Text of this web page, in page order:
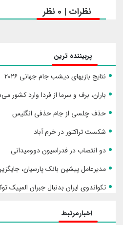
نظرات | 0 نظر
پربیننده ترین
نتایج بازیهای دیشب جام جهانی ۲۰۲۶
باران، برف و سرما از فردا وارد کشور
حذف چلسی از جام حذفی انگلیس
شکست تراکتور در خرم آباد
دو انتصاب در فدراسیون دوومیدانی
مدیرعامل پیشین بانک پارسیان،
تکواندوی ایران بدنبال جبران المپیک
اخبارمرتبط